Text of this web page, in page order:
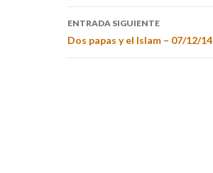
ENTRADA SIGUIENTE
Dos papas y el Islam – 07/12/14